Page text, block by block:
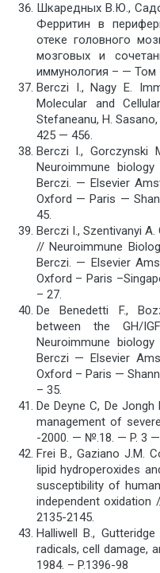
Шкаредных В.Ю.,
Ферритин в
отеке головного
мозговых и
иммунология – — Том
Berczi I., Nagy E.
Molecular and
Stefaneanu, H.
425 — 456.
Berczi I.,
Neuroimmune
Berczi. — Elsevier
Oxford — Paris —
45.
Berczi I., Szentivanyi
// Neuroimmune
Berczi. — Elsevier
Oxford – Paris
– 27.
De Benedetti F.,
between the GH/
Neuroimmune
Berczi — Elsevier
Oxford – Paris —
– 35.
De Deyne C, De
management of
-2000. — №.18. — P. 3 —
Frei B., Gaziano J.M.
lipid hydroperoxides
susceptibility of
independent
2135-2145.
Halliwell B.,
radicals, cell damage,
1984. – P.1396-98